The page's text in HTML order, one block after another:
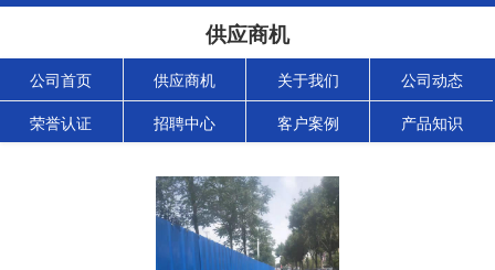
供应商机
公司首页 供应商机 关于我们 公司动态
荣誉认证 招聘中心 客户案例 产品知识